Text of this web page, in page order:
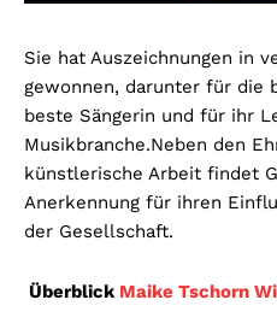
Sie hat Auszeichnungen in
gewonnen, darunter für die
beste Sängerin und für ihr
Musikbranche.Neben den
künstlerische Arbeit findet
Anerkennung für ihren
der Gesellschaft.
Überblick Maike Tschorn